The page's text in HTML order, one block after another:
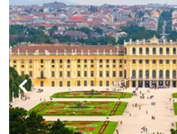
Alle steden
Phoenix